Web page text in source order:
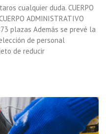
cualquier duda. CUERPO
ADMINISTRATIVO
plazas Además se prevé la
de personal
de reducir